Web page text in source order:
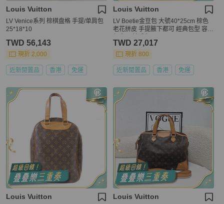
Louis Vuitton
LV Venice系列 棕棋盘格 手提/单肩包
25*18*10
TWD 56,143
現折 2,000
近新閒置品 香港 免運
Louis Vuitton
LV Boetie金豆包 大號40*25cm 棕色
老花拼皮 手提腋下都可 經典包型 容量
TWD 27,017
現折 800
近新閒置品 香港 免運
Louis Vuitton Louis Vuitton